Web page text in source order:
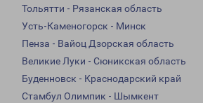
Тольятти - Рязанская область
Усть-Каменогорск - Минск
Пенза - Вайоц Дзорская область
Великие Луки - Сюникская область
Буденновск - Краснодарский край
Стамбул Олимпик - Шымкент